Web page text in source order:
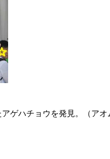
ゲハチョウを発見。（ア